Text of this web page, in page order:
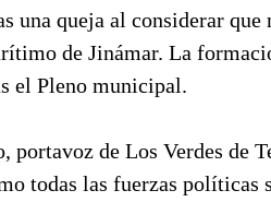
una queja al considerar que
de Jinámar. La
el Pleno municipal.
portavoz de Los Verdes de
todas las fuerzas políticas